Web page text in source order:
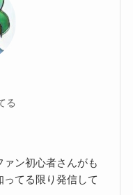
る
ン初心者さんがも
てる限り発信して